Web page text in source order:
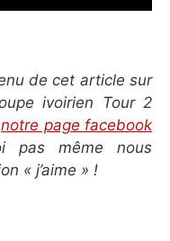
de cet article sur
ivoirien Tour 2
notre page facebook
pas même nous
« j’aime » !